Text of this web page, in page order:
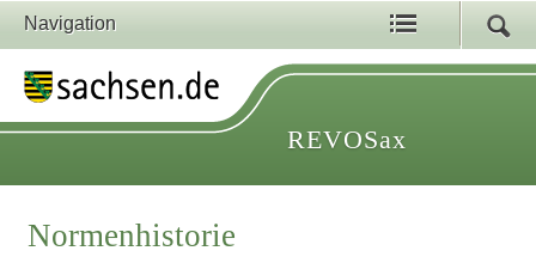
Navigation
REVOSax
Normenhistorie